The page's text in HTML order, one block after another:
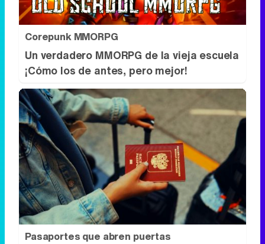
Corepunk MMORPG
Un verdadero MMORPG de la vieja escuela
¡Cómo los de antes, pero mejor!
Pasaportes que abren puertas